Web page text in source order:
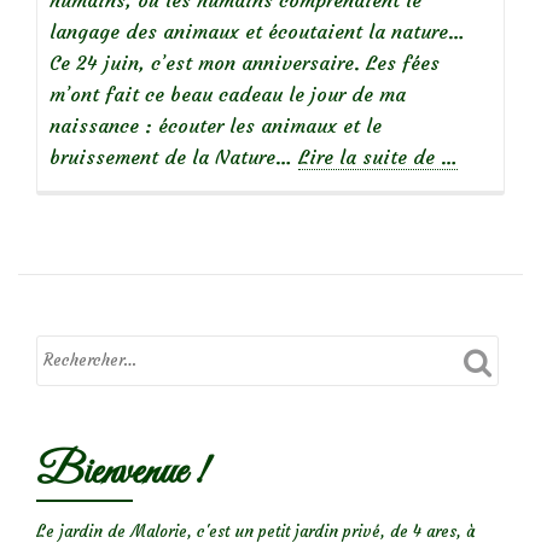
langage des animaux et écoutaient la nature…
Ce 24 juin, c’est mon anniversaire. Les fées
m’ont fait ce beau cadeau le jour de ma
naissance : écouter les animaux et le
bruissement de la Nature… Lire la suite de
née
jour
des
…
Bienvenue !
Le jardin de Malorie, c'est un petit jardin privé, de 4 ares, à